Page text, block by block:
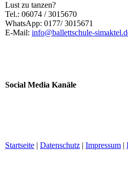
Lust zu tanzen?
Tel.: 06074 / 3015670
WhatsApp: 0177/ 3015671
E-Mail: info@ballettschule-
Social Media Kanäle
Startseite | Datenschutz | Impressum |